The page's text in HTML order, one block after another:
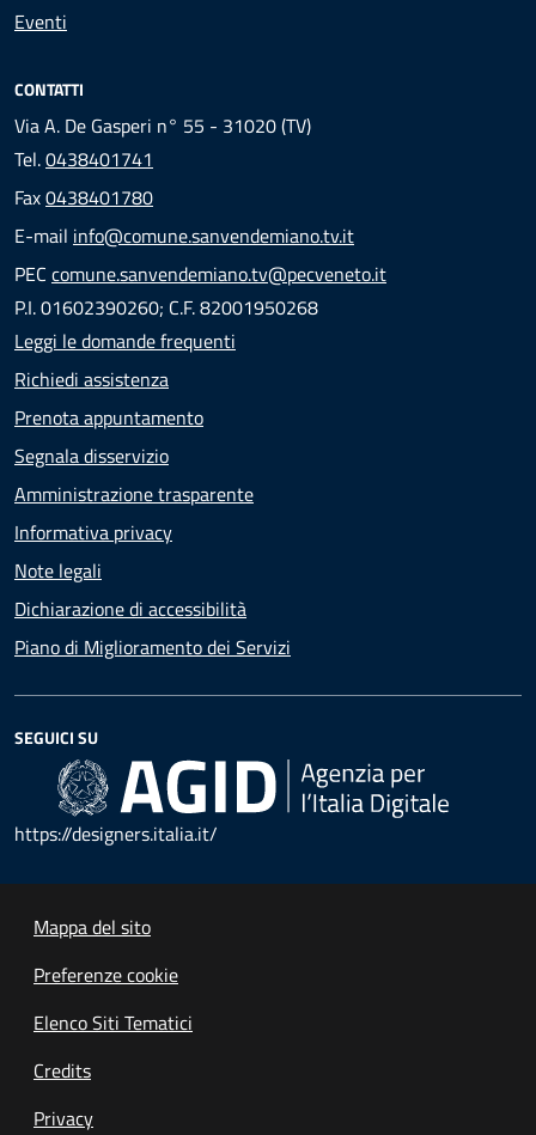
Eventi
CONTATTI
Via A. De Gasperi n° 55 - 31020 (TV)
Tel.0438401741
Fax0438401780
E-mail info@comune.sanvendemiano.tv.it
PEC comune.sanvendemiano.tv@pecveneto.it
P.I. 01602390260; C.F. 82001950268
Leggi le domande frequenti
Richiedi assistenza
Prenota appuntamento
Segnala disservizio
Amministrazione trasparente
Informativa privacy
Note legali
Dichiarazione di accessibilità
Piano di Miglioramento dei Servizi
SEGUICI SU
https://designers.italia.it/
Mappa del sito
Preferenze cookie
Elenco Siti Tematici
Credits
Privacy